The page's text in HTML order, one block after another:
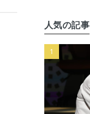
人気の記事